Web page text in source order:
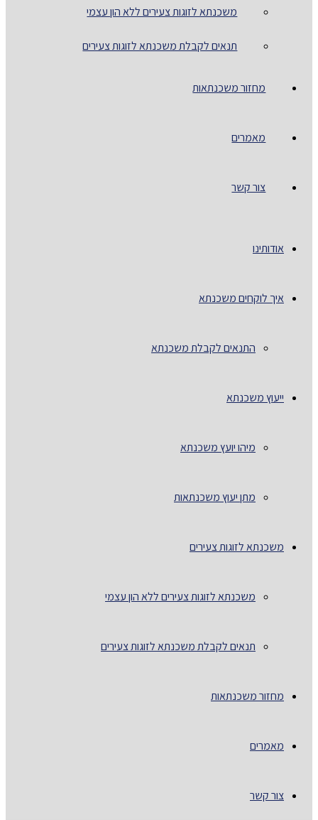
משכנתא לזוגות צעירים ללא הון עצמי
תנאים לקבלת משכנתא לזוגות צעירים
מחזור משכנתאות
מאמרים
צור קשר
אודותינו
איך לוקחים משכנתא
התנאים לקבלת משכנתא
ייעוץ משכנתא
מיהו יועץ משכנתא
מתן יעוץ משכנתאות
משכנתא לזוגות צעירים
משכנתא לזוגות צעירים ללא הון עצמי
תנאים לקבלת משכנתא לזוגות צעירים
מחזור משכנתאות
מאמרים
צור קשר